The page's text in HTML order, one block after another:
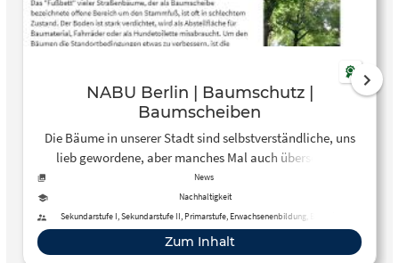
NABU Berlin | Baumschutz |
Baumscheiben
Die Bäume in unserer Stadt sind selbstverständliche, uns
lieb gewordene, aber manches Mal auch übersehene
Mitbewohner. Sie tragen zu unserem psychischen Woh
News
Nachhaltigkeit
Sekundarstufe I, Sekundarstufe II, Primarstufe, Erwachsenenbildung, Berufliche
Bildung
Zum Inhalt